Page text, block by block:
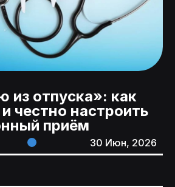
из отпуска»: как
честно настроить
приём
30 Июн, 2026